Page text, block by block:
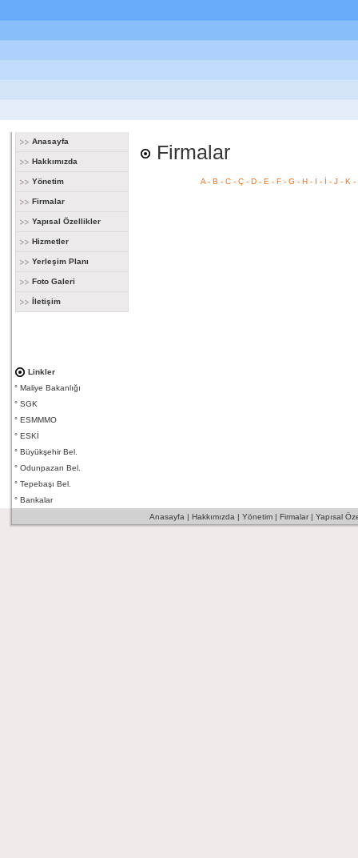
Anasayfa
Hakkımızda
Yönetim
Firmalar
Yapısal Özellikler
Hizmetler
Yerleşim Planı
Foto Galeri
İletişim
Linkler
° Maliye Bakanlığı
° SGK
° ESMMMO
° ESKİ
° Büyükşehir Bel.
° Odunpazarı Bel.
° Tepebaşı Bel.
° Bankalar
Firmalar
A- B - C- Ç- D- E - F- G - H- I - İ - J- K -
Anasayfa | Hakkımızda | Yönetim | Firmalar | Yapısal